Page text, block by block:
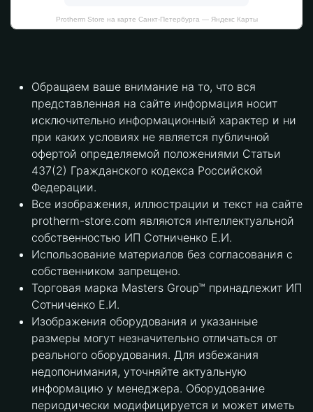
Protherm Store на карте Санкт‑Петербурга — Яндекс Карты
Обращаем ваше внимание на то, что вся
представленная на сайте информация носит
исключительно информационный характер и ни
при каких условиях не является публичной
офертой определяемой положениями Статьи
437(2) Гражданского кодекса Российской
Федерации.
Все изображения, иллюстрации и текст на сайте
protherm-store.com являются интеллектуальной
собственностью ИП Сотниченко Е.И.
Использование материалов без согласования с
собственником запрещено.
Торговая марка Masters Group™ принадлежит ИП
Сотниченко Е.И.
Изображения оборудования и указанные
размеры могут незначительно отличаться от
реального оборудования. Для избежания
недопонимания, уточняйте актуальную
информацию у менеджера. Оборудование
периодически модифицируется и может иметь